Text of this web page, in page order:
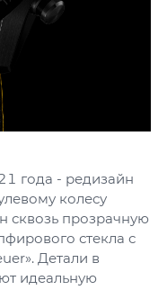
года - редизайн
колесу
сквозь прозрачную
стекла с
Детали в
идеальную